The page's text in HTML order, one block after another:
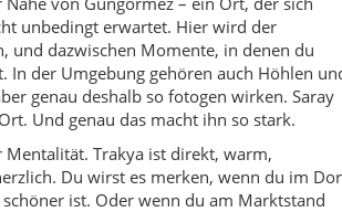
Grünen, dann eine Suppe oder ein
ein Marktbesuch, und am Abend ein
zu reisen: nicht hektisch, nicht perfekt,
Ende wieder ins Auto steigst, ist das
dein Kopf endlich wieder Platz hat.
Kultur zeigt sich hier weniger als